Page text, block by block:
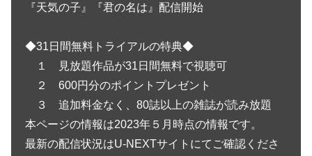
『天気の子』『君の名は』配信開始
◆31日間無料トライアルの特典◆
１ 見放題作品が31日間無料で視聴可
２ 600円分のポイントプレゼント
３ 追加料金なく、80誌以上の雑誌が読み放題
本ページの情報は2023年５月時点の情報です。
最新の配信状況はU-NEXTサイトにてご確認くださ